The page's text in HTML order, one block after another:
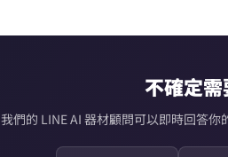
不確定
我們的 LINE AI 器材顧問可以即時回答